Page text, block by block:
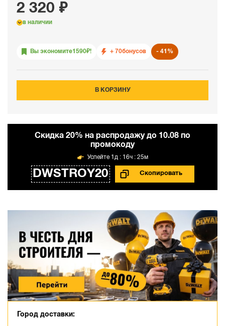
2 320 ₽
в наличии
Вы экономите1590₽! + 70бонусов 41%
В КОРЗИНУ
Cкидка 20% на распродажу до 10.08 по
промокоду
DWSTROY20
1д : 16ч : 25м
Город доставки: